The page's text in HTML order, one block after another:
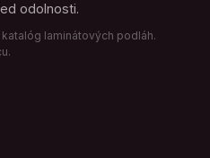
odolnosti.
laminátových podláh.